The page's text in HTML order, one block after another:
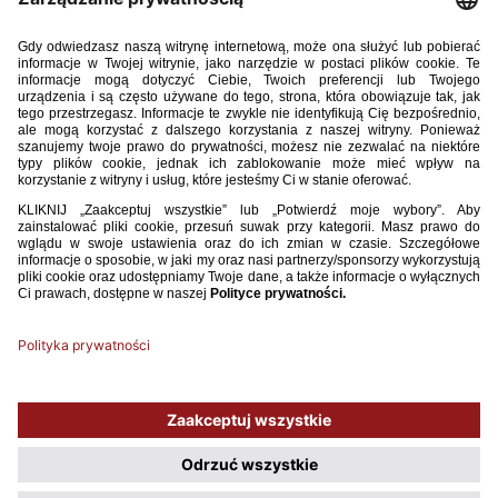
w pierwszym meczu towarzyskim z rówieśniczkami z Czech
1:1. Bramkę dla biało-czerwonych w pierwszej połowie
strzeliła debiutantka Wiktoria Kiszkis, reprezentująca na co
dzień barwy Arsenalu Ladies. Rewanżowe spotkanie Polki
z Czeszkami rozegrają w najbliższą niedzielę o godzinie 11:00
w Dzierżoniowie.
Czechy – Polska 1:1 (0:1)
Bramki: Kiszkis 33’ – Ohlidalova 59’
Polska: Labryszewska(GK), Gec, Jankowska, Zimecka, Berestecka (60’
(41’ Fronc), (65’ Sokołowska) Kiszkis (55’ Malinowska), Walczak (18’
Używamy plików cookies, aby ułatwić Ci korzystanie z naszego serwisu
oraz do celów statystycznych. Jeśli nie blokujesz tych plików, to zgadzasz
się na ich użycie oraz zapisanie w pamięci urządzenia. Pamiętaj, że
możesz samodzielnie zarządzać cookies, zmieniając ustawienia